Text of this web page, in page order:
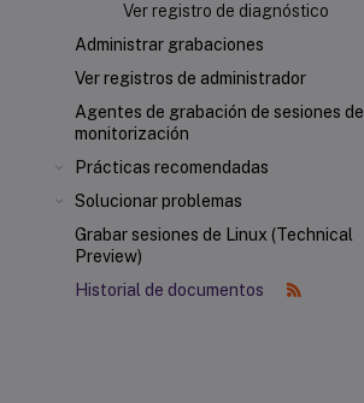
Ver registro de diagnóstico
Administrar grabaciones
Ver registros de administrador
Agentes de grabación de sesiones de
monitorización
Prácticas recomendadas
Solucionar problemas
Grabar sesiones de Linux (Technical
Preview)
Historial de documentos